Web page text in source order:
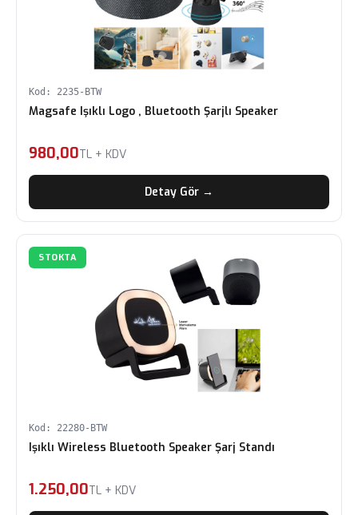
Kod: 2235-BTW
Magsafe Işıklı Logo , Bluetooth Şarjlı Speaker
980,00TL + KDV
Detay Gör →
STOKTA
Kod: 22280-BTW
Işıklı Wireless Bluetooth Speaker Şarj Standı
1.250,00TL + KDV